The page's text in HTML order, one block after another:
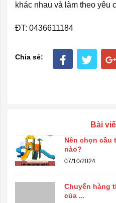
khác nhau và làm theo yêu
ĐT: 0436611184
Chia sẻ:
Bài
Nên chọn
nào?
07/10/2024
Chuyến hàng
của ...